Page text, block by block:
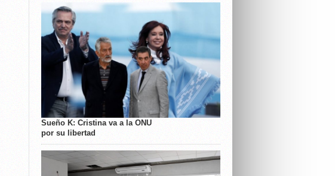
Sueño K: Cristina va a la ONU
por su libertad